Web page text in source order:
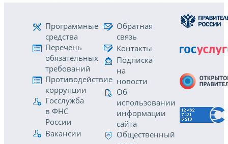
Программные
средства
Перечень
обязательных
требований
Противодействие
коррупции
Госслужба
в ФНС
России
Вакансии
Обратная
связь
Контакты
Подписка
на
новости
Об
использовании
информации
сайта
Общественный